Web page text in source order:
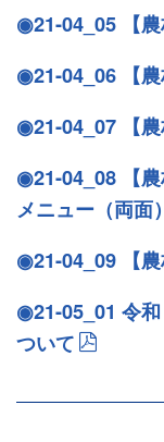
◉21-04_05 【
◉21-04_06 【
◉21-04_07 【
◉21-04_08 【
メニュー（両面）
◉21-04_09 【
◉21-05_01 令
ついて